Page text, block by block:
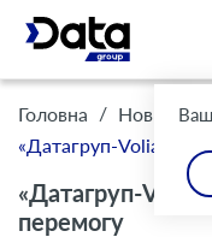
Головна / Новини /
«Датагруп-Volia» –
«Датагруп-Volia»
перемогу